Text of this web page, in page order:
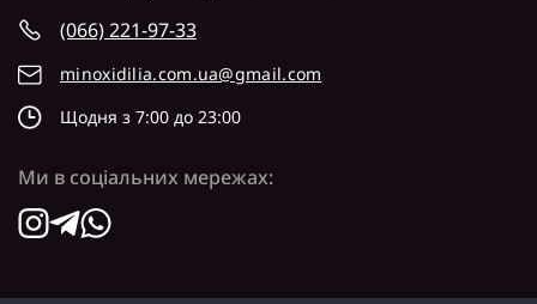
(066) 221-97-33
minoxidilia.com.ua@gmail.com
Щодня з 7:00 до 23:00
Ми в соціальних мережах: